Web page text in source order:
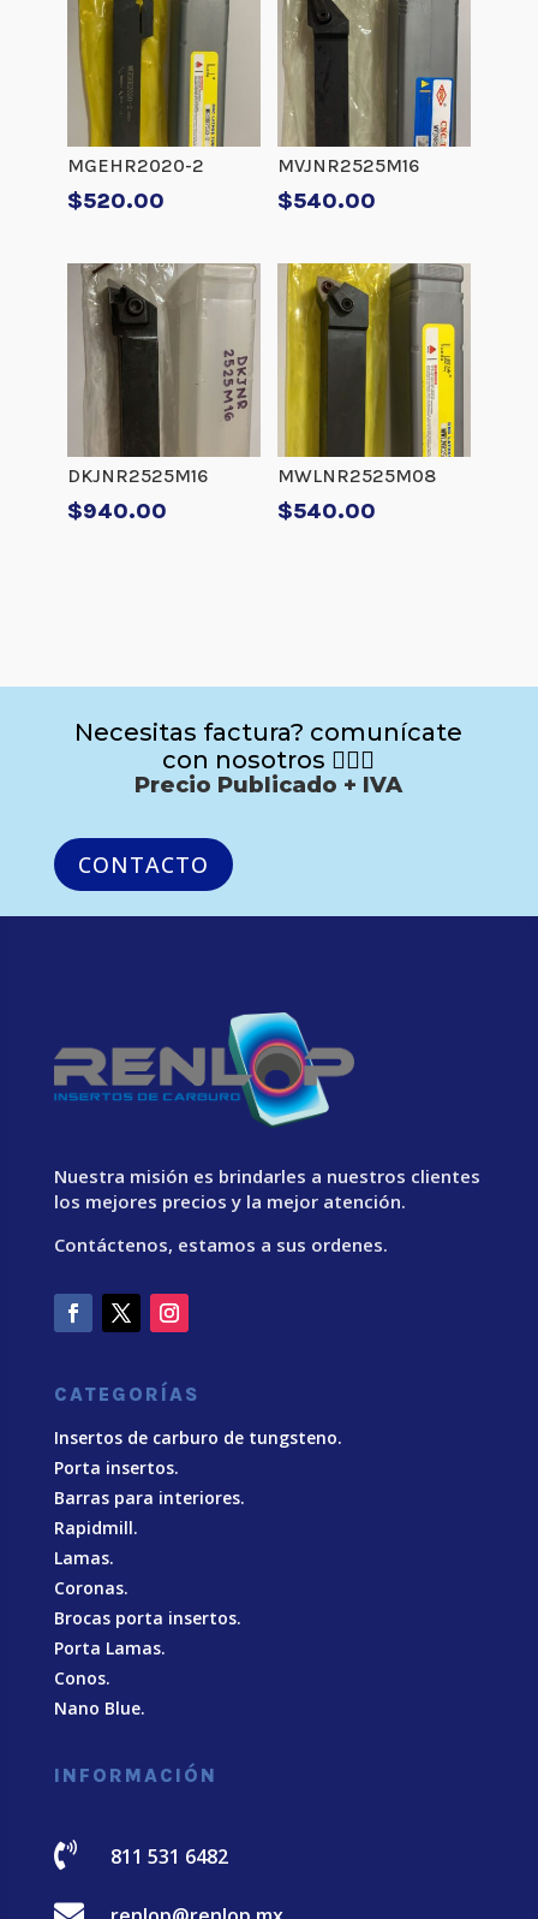
MGEHR2020-2
$520.00
MVJNR2525M16
$540.00
DKJNR2525M16
$940.00
MWLNR2525M08
$540.00
Necesitas factura? comunícate
con nosotros 🙋🏻‍♂️
Precio Publicado + IVA
CONTACTO
Nuestra misión es brindarles a nuestros clientes
los mejores precios y la mejor atención.
Contáctenos, estamos a sus ordenes.
CATEGORÍAS
Insertos de carburo de tungsteno.
Porta insertos.
Barras para interiores.
Rapidmill.
Lamas.
Coronas.
Brocas porta insertos.
Porta Lamas.
Conos.
Nano Blue.
INFORMACIÓN
 811 531 6482